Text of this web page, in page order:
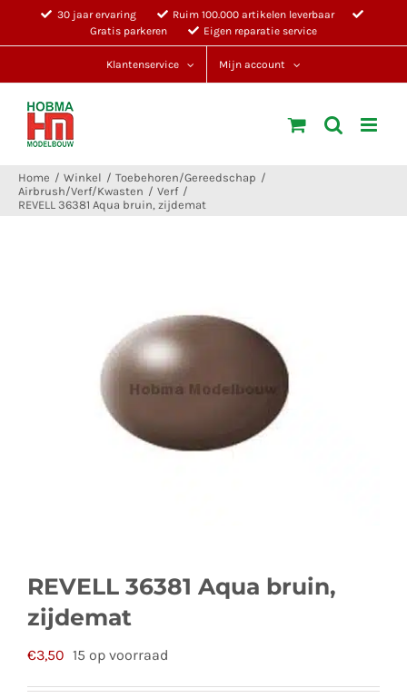
30 jaar ervaring
Ruim 100.000 artikelen leverbaar
Gratis parkeren
Eigen reparatie service
Klantenservice Mijn account
Home Winkel
Toebehoren/Gereedschap
Airbrush/Verf/Kwasten
Verf
REVELL 36381 Aqua bruin, zijdemat
REVELL 36381 Aqua bruin,
zijdemat
€3,50 15 op voorraad